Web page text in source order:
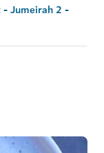
- Jumeirah 2 -